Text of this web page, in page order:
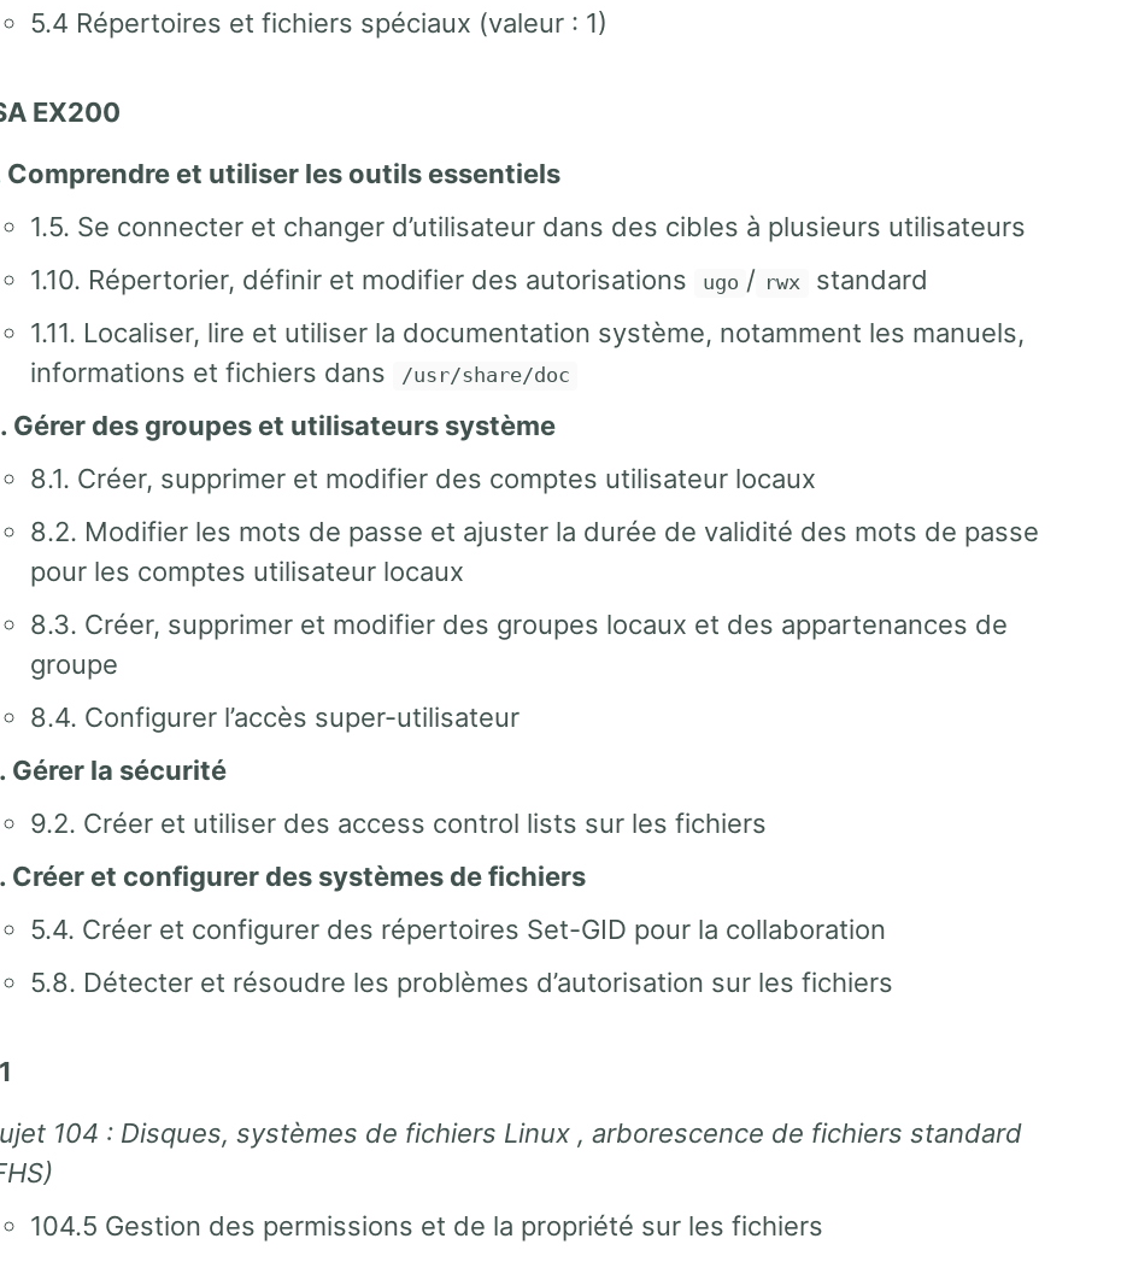
5.4 Répertoires et fichiers spéciaux (valeur : 1)
EX200
Comprendre et utiliser les outils essentiels
1.5. Se connecter et changer d’utilisateur dans des cibles à plusieurs utilisateurs
1.10. Répertorier, définir et modifier des autorisations
ugo / rwx
standard
1.11. Localiser, lire et utiliser la documentation système, notamment les manuels,
informations et fichiers dans
/usr/share/doc
Gérer des groupes et utilisateurs système
8.1. Créer, supprimer et modifier des comptes utilisateur locaux
8.2. Modifier les mots de passe et ajuster la durée de validité des mots de passe
pour les comptes utilisateur locaux
8.3. Créer, supprimer et modifier des groupes locaux et des appartenances de
groupe
8.4. Configurer l’accès super-utilisateur
Gérer la sécurité
9.2. Créer et utiliser des access control lists sur les fichiers
Créer et configurer des systèmes de fichiers
5.4. Créer et configurer des répertoires Set-GID pour la collaboration
5.8. Détecter et résoudre les problèmes d’autorisation sur les fichiers
104 : Disques, systèmes de fichiers Linux , arborescence de fichiers standard
104.5 Gestion des permissions et de la propriété sur les fichiers